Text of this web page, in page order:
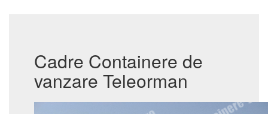
Cadre Containere de
vanzare Teleorman